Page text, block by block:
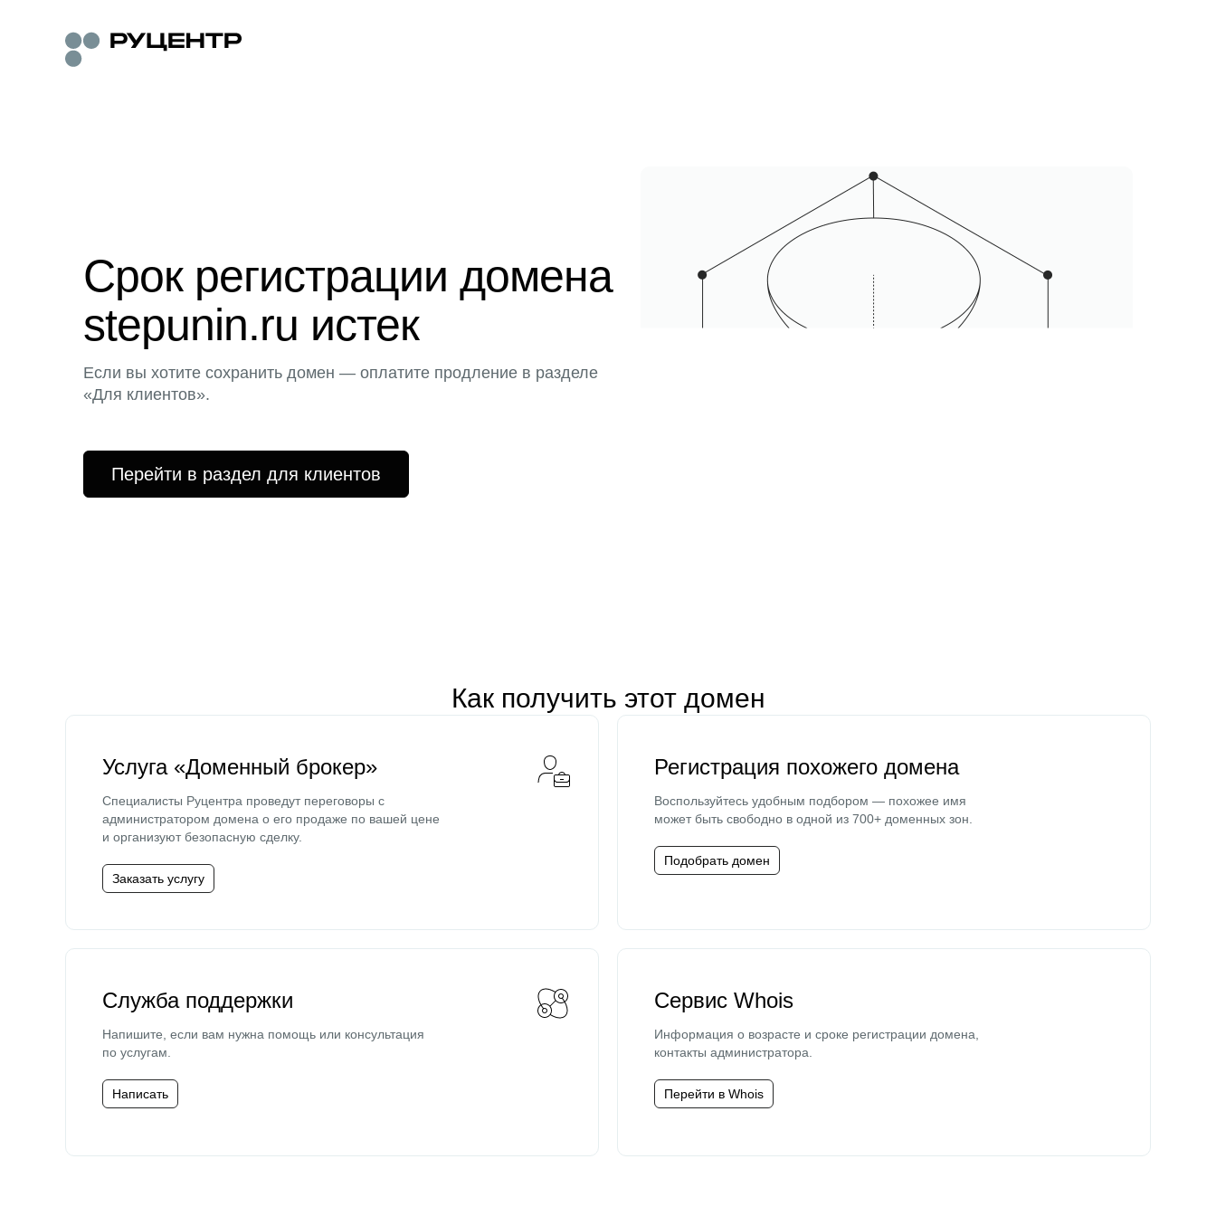
Срок регистрации домена
stepunin.ru истек
Если вы хотите сохранить домен — оплатите продление в разделе
«Для клиентов».
Перейти в раздел для клиентов
Как получить этот домен
Услуга «Доменный брокер»
Специалисты Руцентра проведут переговоры с
администратором домена о его продаже по вашей цене
и организуют безопасную сделку.
Заказать услугу
Регистрация похожего домена
Воспользуйтесь удобным подбором — похожее имя
может быть свободно в одной из 700+ доменных зон.
Подобрать домен
Служба поддержки
Напишите, если вам нужна помощь или консультация
по услугам.
Написать
Сервис Whois
Информация о возрасте и сроке регистрации домена,
контакты администратора.
Перейти в Whois